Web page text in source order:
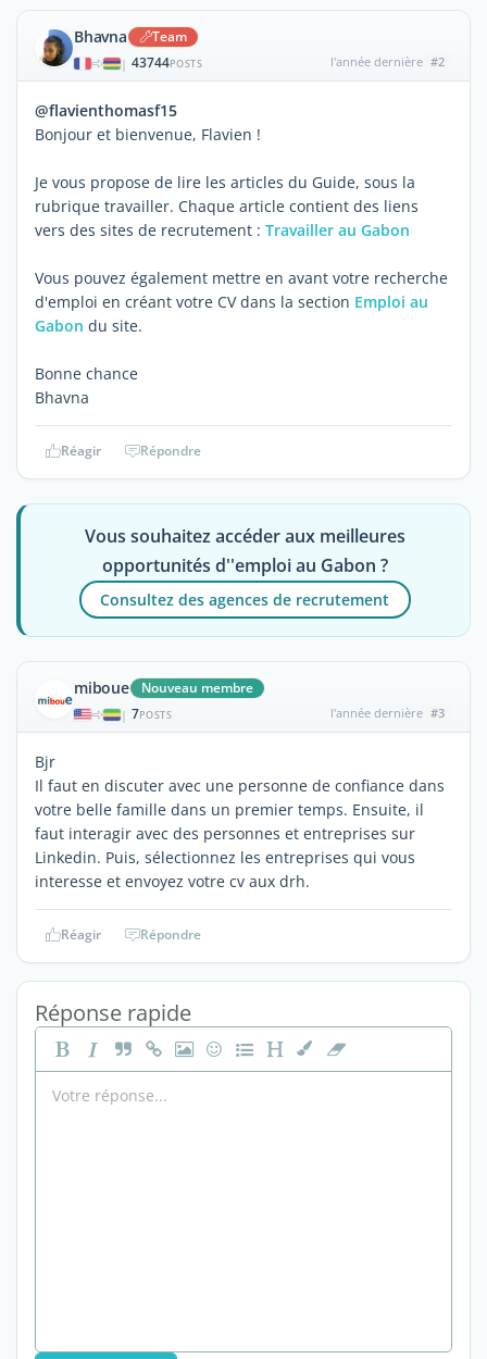
Bhavna Team
| 43744POSTS l'année dernière #2
@flavienthomasf15
Bonjour et bienvenue, Flavien !
Je vous propose de lire les articles du Guide, sous la
rubrique travailler. Chaque article contient des liens
vers des sites de recrutement : Travailler au Gabon
Vous pouvez également mettre en avant votre recherche
d'emploi en créant votre CV dans la section Emploi au
Gabon du site.
Bonne chance
Bhavna
Réagir Répondre
Vous souhaitez accéder aux meilleures
opportunités d''emploi au Gabon ?
Consultez des agences de recrutement
miboue Nouveau membre
| 7POSTS l'année dernière #3
Bjr
Il faut en discuter avec une personne de confiance dans
votre belle famille dans un premier temps. Ensuite, il
faut interagir avec des personnes et entreprises sur
Linkedin. Puis, sélectionnez les entreprises qui vous
interesse et envoyez votre cv aux drh.
Réagir Répondre
Réponse rapide